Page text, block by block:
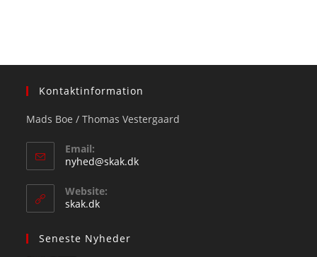
Kontaktinformation
Mads Boe / Thomas Vestergaard
Email:
nyhed@skak.dkOpens
Website:
skak.dk
Seneste Nyheder